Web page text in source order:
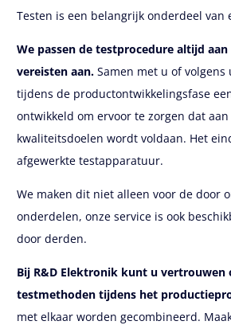
Testen is een belangrijk onderdeel van
We passen de testprocedure altijd
vereisten aan. Samen met u of volgens
tijdens de productontwikkelingsfase
ontwikkeld om ervoor te zorgen dat
kwaliteitsdoelen wordt voldaan. Het
afgewerkte testapparatuur.
We maken dit niet alleen voor de door
onderdelen, onze service is ook
door derden.
Bij R&D Elektronik kunt u vertrouwen
testmethoden tijdens het
met elkaar worden gecombineerd.